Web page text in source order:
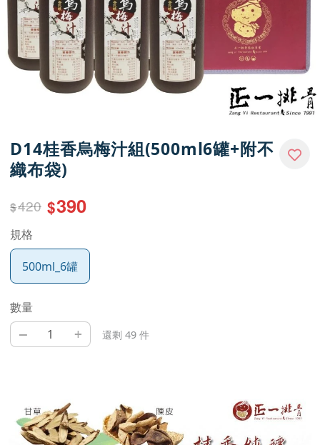
D14桂香烏梅汁組(500ml6罐+附不
織布袋)
$420 $390
規格
500ml_6罐
數量
– + 還剩 49 件